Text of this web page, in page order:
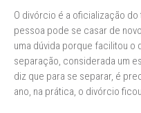
O divórcio é a oficialização
pessoa pode se casar de
uma dúvida porque facilitou o
separação, considerada um
diz que para se separar, é
ano, na prática, o divórcio